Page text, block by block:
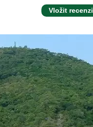
Vložit recenzi